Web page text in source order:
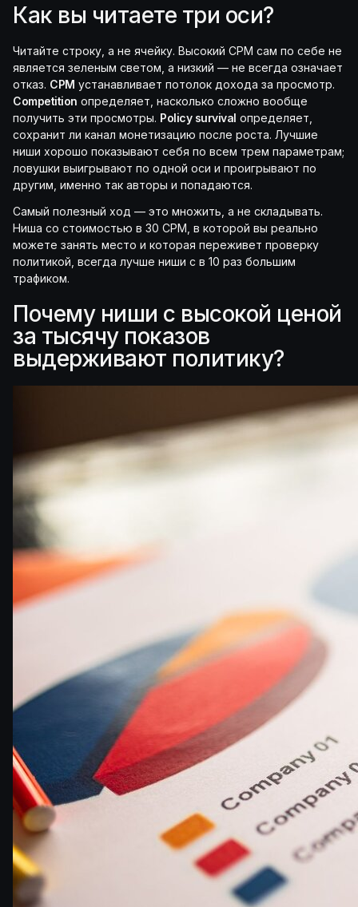
Как вы читаете три оси?
Читайте строку, а не ячейку. Высокий CPM сам по себе не
является зеленым светом, а низкий — не всегда означает
отказ. CPM устанавливает потолок дохода за просмотр.
Competition определяет, насколько сложно вообще
получить эти просмотры. Policy survival определяет,
сохранит ли канал монетизацию после роста. Лучшие
ниши хорошо показывают себя по всем трем параметрам;
ловушки выигрывают по одной оси и проигрывают по
другим, именно так авторы и попадаются.
Самый полезный ход — это множить, а не складывать.
Ниша со стоимостью в 30 CPM, в которой вы реально
можете занять место и которая переживет проверку
политикой, всегда лучше ниши с в 10 раз большим
трафиком.
Почему ниши с высокой ценой
за тысячу показов
выдерживают политику?